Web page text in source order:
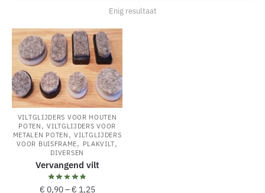
Enig resultaat
VILTGLIJDERS VOOR HOUTEN
POTEN ,VILTGLIJDERS VOOR
METALEN POTEN ,VILTGLIJDERS
VOOR BUISFRAME, PLAKVILT,
DIVERSEN
Vervangend vilt
€ 0,90–€ 1,25